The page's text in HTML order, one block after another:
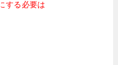
する必要は